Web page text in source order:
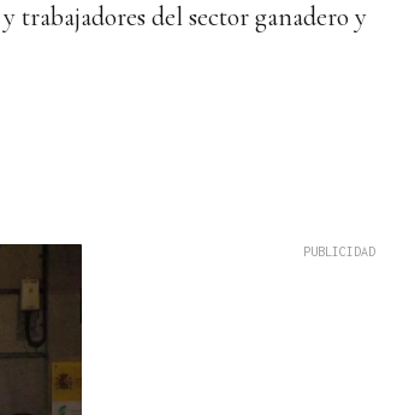
trabajadores del sector ganadero y